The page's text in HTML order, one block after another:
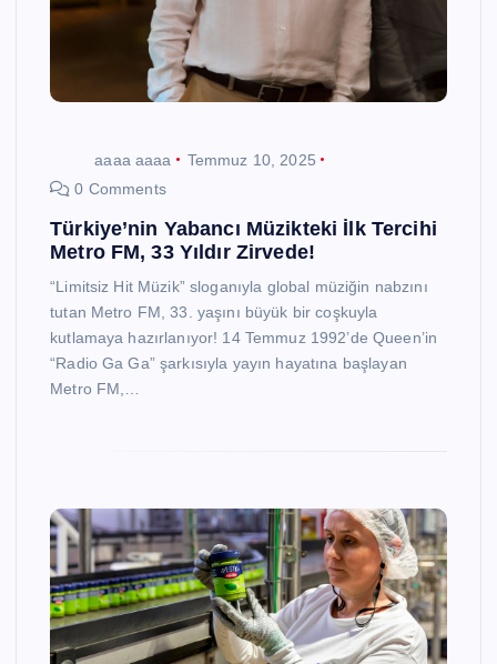
aaaa aaaa
Temmuz 10, 2025
0 Comments
Türkiye’nin Yabancı Müzikteki İlk Tercihi
Metro FM, 33 Yıldır Zirvede!
“Limitsiz Hit Müzik” sloganıyla global müziğin nabzını
tutan Metro FM, 33. yaşını büyük bir coşkuyla
kutlamaya hazırlanıyor! 14 Temmuz 1992’de Queen’in
“Radio Ga Ga” şarkısıyla yayın hayatına başlayan
Metro FM,…